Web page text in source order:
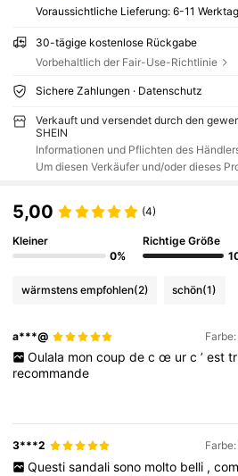
Voraussichtliche Lieferung: 6-11
30-tägige kostenlose Rückgabe
Vorbehaltlich der Fair-Use-Richtlinie
Sichere Zahlungen · Datenschutz
Verkauft und versendet durch den
SHEIN
Informationen und Pflichten des
Um diesen Verkäufer und/oder dieses
5,00 (4)
Kleiner
0%
Richtige Größe
wärmstens empfohlen(2) schön(1)
a***@
Oulala mon coup de c œ ur c ’ est tr
recommande
3***2
Questi sandali sono molto belli ,